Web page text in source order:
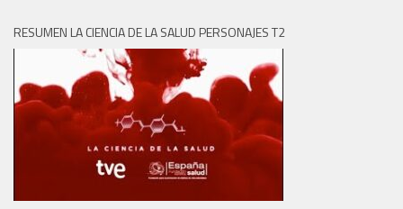
RESUMEN LA CIENCIA DE LA SALUD PERSONAJES T2